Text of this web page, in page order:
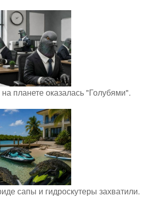
планете оказалась "Голубями".
сапы и гидроскутеры захватили.